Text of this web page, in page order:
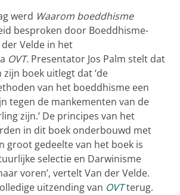
werd Waarom boeddhisme
besproken door Boeddhisme-
Velde in het
OVT. Presentator Jos Palm stelt dat
boek uitlegt dat ‘de
van het boeddhisme een
tegen de mankementen van de
zijn.’ De principes van het
in dit boek onderbouwd met
groot gedeelte van het boek is
selectie en Darwinisme
voren’, vertelt Van der Velde.
uitzending van OVTterug.